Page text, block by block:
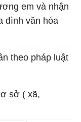
em và nhận
đình văn hóa
theo pháp luật
sở ( xã,